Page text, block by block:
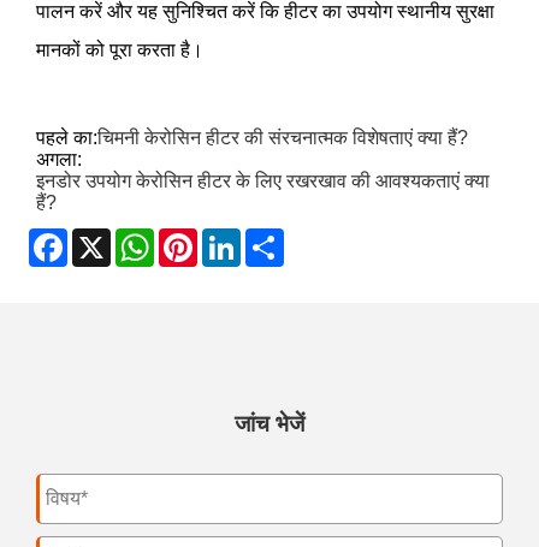
पालन करें और यह सुनिश्चित करें कि हीटर का उपयोग स्थानीय सुरक्षा
मानकों को पूरा करता है।
पहले का:चिमनी केरोसिन हीटर की संरचनात्मक विशेषताएं क्या हैं?
अगला:
इनडोर उपयोग केरोसिन हीटर के लिए रखरखाव की आवश्यकताएं क्या
हैं?
Facebook
X WhatsApp
PinterestLinkedIn
जांच भेजें